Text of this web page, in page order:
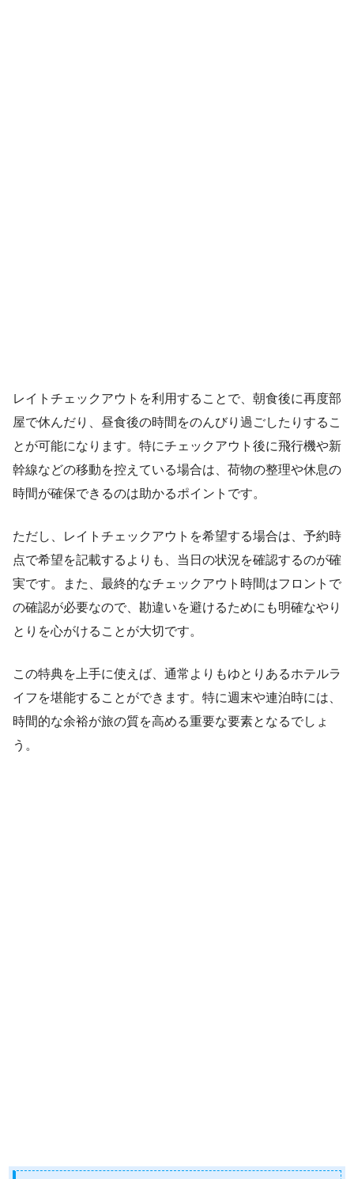
レイトチェックアウトを利用することで、朝食後に再度部
屋で休んだり、昼食後の時間をのんびり過ごしたりするこ
とが可能になります。特にチェックアウト後に飛行機や新
幹線などの移動を控えている場合は、荷物の整理や休息の
時間が確保できるのは助かるポイントです。
ただし、レイトチェックアウトを希望する場合は、予約時
点で希望を記載するよりも、当日の状況を確認するのが確
実です。また、最終的なチェックアウト時間はフロントで
の確認が必要なので、勘違いを避けるためにも明確なやり
とりを心がけることが大切です。
この特典を上手に使えば、通常よりもゆとりあるホテルラ
イフを堪能することができます。特に週末や連泊時には、
時間的な余裕が旅の質を高める重要な要素となるでしょ
う。